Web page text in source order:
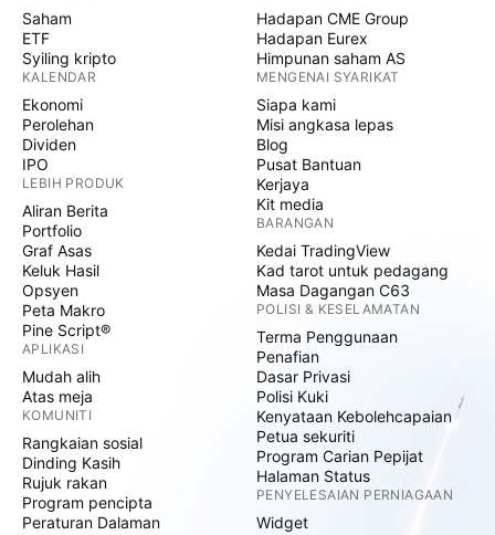
Saham
ETF
Syiling kripto
KALENDAR
Ekonomi
Perolehan
Dividen
IPO
LEBIH PRODUK
Aliran Berita
Portfolio
Graf Asas
Keluk Hasil
Opsyen
Peta Makro
Pine Script®
APLIKASI
Mudah alih
Atas meja
KOMUNITI
Rangkaian sosial
Dinding Kasih
Rujuk rakan
Program pencipta
Peraturan Dalaman
Hadapan CME Group
Hadapan Eurex
Himpunan saham AS
MENGENAI SYARIKAT
Siapa kami
Misi angkasa lepas
Blog
Pusat Bantuan
Kerjaya
Kit media
BARANGAN
Kedai TradingView
Kad tarot untuk pedagang
Masa Dagangan C63
POLISI & KESELAMATAN
Terma Penggunaan
Penafian
Dasar Privasi
Polisi Kuki
Kenyataan Kebolehcapaian
Petua sekuriti
Program Carian Pepijat
Halaman Status
PENYELESAIAN PERNIAGAAN
Widget